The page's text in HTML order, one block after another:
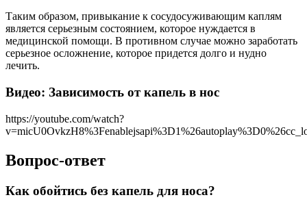
Таким образом, привыкание к сосудосуживающим каплям
является серьезным состоянием, которое нуждается в
медицинской помощи. В противном случае можно заработать
серьезное осложнение, которое придется долго и нудно
лечить.
Видео: Зависимость от капель в нос
https://youtube.com/watch?
Вопрос-ответ
Как обойтись без капель для носа?